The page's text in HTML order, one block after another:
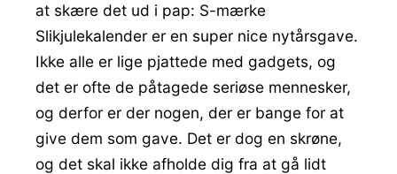
at skære det ud i pap: S-mærke
Slikjulekalender er en super nice nytårsgave.
Ikke alle er lige pjattede med gadgets, og
det er ofte de påtagede seriøse mennesker,
og derfor er der nogen, der er bange for at
give dem som gave. Det er dog en skrøne,
og det skal ikke afholde dig fra at gå lidt